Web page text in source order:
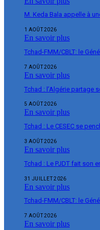
M. Keda Bala appelle à
1 AOÛT 2026
En savoir plus
Tchad-FMM/CBLT: le
7 AOÛT 2026
En savoir plus
Tchad : l’Algérie partage
5 AOÛT 2026
En savoir plus
Tchad : Le CESEC se
3 AOÛT 2026
En savoir plus
Tchad : Le PJDT fait son
31 JUILLET 2026
En savoir plus
Tchad-FMM/CBLT: le
7 AOÛT 2026
En savoir plus